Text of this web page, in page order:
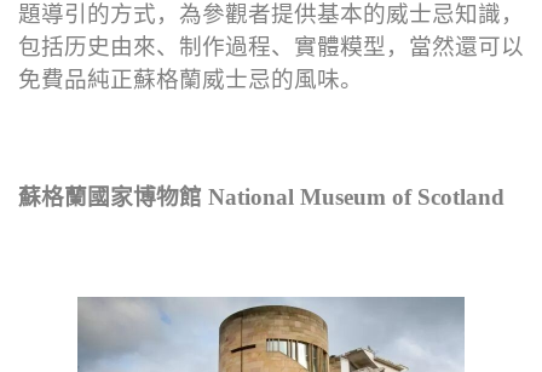
題導引的方式，為參觀者提供基本的威士忌知識，
包括历史由來、制作過程、實體糢型，當然還可以
免費品純正蘇格蘭威士忌的風味。
蘇格蘭國家博物館 National Museum of Scotland